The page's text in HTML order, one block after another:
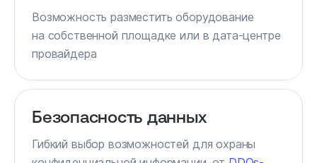
Возможность разместить оборудование
на собственной площадке или в дата-центре
провайдера
Безопасность данных
Гибкий выбор возможностей для охраны